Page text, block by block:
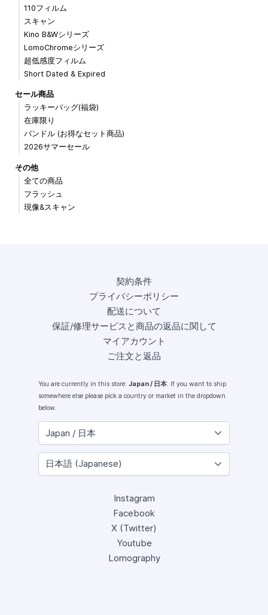
110フィルム
スキャン
Kino B&Wシリーズ
LomoChromeシリーズ
超低感度フィルム
Short Dated & Expired
セール商品
ラッキーバッグ(福袋)
在庫限り
バンドル (お得なセット商品)
2026サマーセール
その他
全ての商品
フラッシュ
現像&スキャン
契約条件
プライバシーポリシー
配送について
保証/修理サービスと商品の返品に関して
マイアカウント
ご注文と返品
You are currently in this store: Japan / 日本. If you want to ship
somewhere else please pick a country or market in the dropdown
below.
Instagram
Facebook
X (Twitter)
Youtube
Lomography